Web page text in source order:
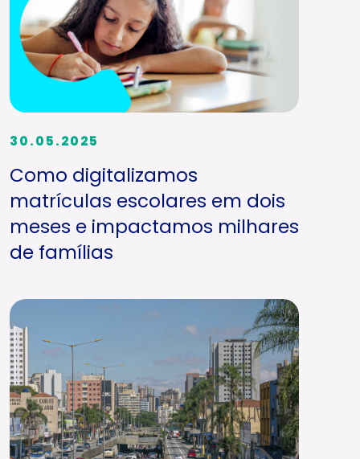
30.05.2025
Como digitalizamos
matrículas escolares em dois
meses e impactamos milhares
de famílias